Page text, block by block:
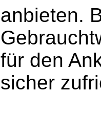
anbieten.
für den
sicher